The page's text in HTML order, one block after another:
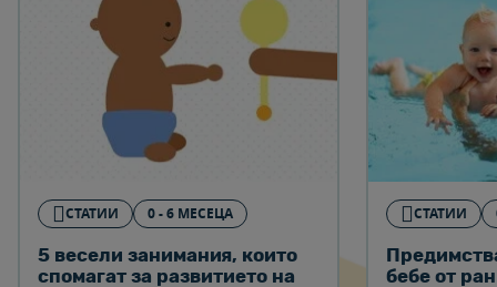
СТАТИИ 0 - 6 МЕСЕЦА
5 весели занимания, които
спомагат за развитието на
СТАТИИ
бебе от